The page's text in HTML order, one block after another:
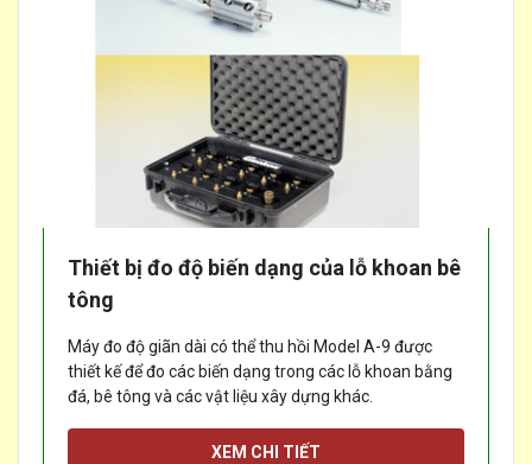
Thiết bị đo độ biến dạng của lỗ khoan bê
tông
Máy đo độ giãn dài có thể thu hồi Model A-9 được
thiết kế để đo các biến dạng trong các lỗ khoan bằng
đá, bê tông và các vật liệu xây dựng khác.
XEM CHI TIẾT